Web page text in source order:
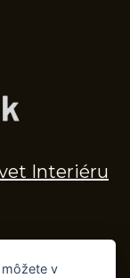
Interiéru
v